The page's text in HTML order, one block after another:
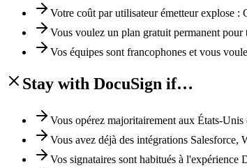
Votre coût par utilisateur émetteur explose :
Vous voulez un plan gratuit permanent pour
Vos équipes sont francophones et vous
Stay with DocuSign if…
Vous opérez majoritairement aux États-
Vous avez déjà des intégrations
Vos signataires sont habitués à